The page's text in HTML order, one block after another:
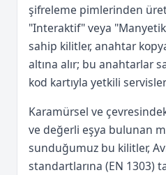
şifreleme pimlerinden
"Interaktif" veya
sahip kilitler, anahtar
altına alır; bu anahtarlar
kod kartıyla yetkili
Karamürsel ve
ve değerli eşya bulunan
sunduğumuz bu kilitler,
standartlarına (EN 1303)